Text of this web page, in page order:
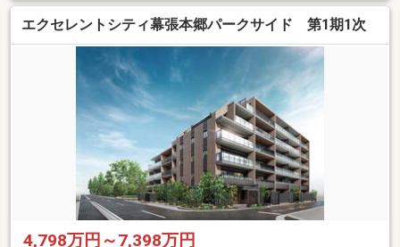
エクセレントシティ幕張本郷パークサイド 第1期1次
4,798万円～7,398万円